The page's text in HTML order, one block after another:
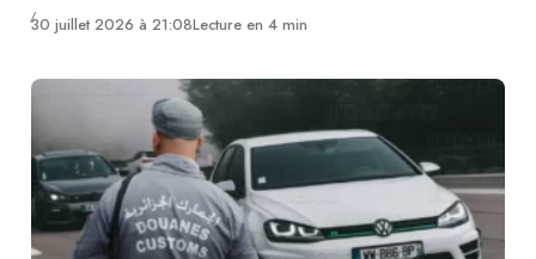
30 juillet 2026 à 21:08Lecture en 4 min